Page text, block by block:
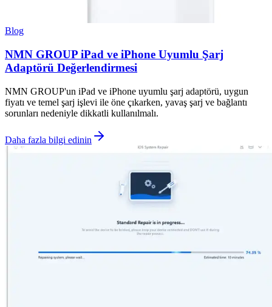
Blog
NMN GROUP iPad ve iPhone Uyumlu Şarj
Adaptörü Değerlendirmesi
NMN GROUP'un iPad ve iPhone uyumlu şarj adaptörü, uygun
fiyatı ve temel şarj işlevi ile öne çıkarken, yavaş şarj ve bağlantı
sorunları nedeniyle dikkatli kullanılmalı.
Daha fazla bilgi edinin